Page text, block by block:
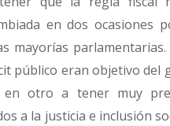
en dos
mayorías
público eran objetivo
en otro a tener muy
a la justicia e inclusión